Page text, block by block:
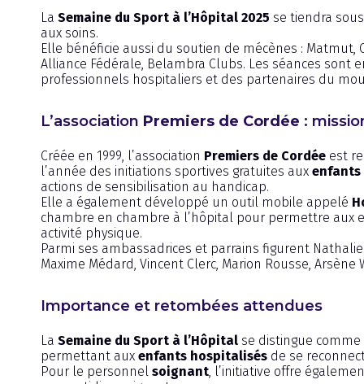
La Semaine du Sport à l’Hôpital 2025 se tiendra
aux soins.
Elle bénéficie aussi du soutien de mécènes :
Alliance Fédérale, Belambra Clubs. Les séances
professionnels hospitaliers et des partenaires du
L’association Premiers de Cordée :
Créée en 1999, l’association Premiers de Cordée est
l’année des initiations sportives gratuites aux enfants
actions de sensibilisation au handicap.
Elle a également développé un outil mobile appelé
chambre en chambre à l’hôpital pour permettre
activité physique.
Parmi ses ambassadrices et parrains figurent
Maxime Médard, Vincent Clerc, Marion Rousse,
Importance et retombées attendues
La Semaine du Sport à l’Hôpital se distingue
permettant aux enfants hospitalisés de se
Pour le personnel soignant, l’initiative offre